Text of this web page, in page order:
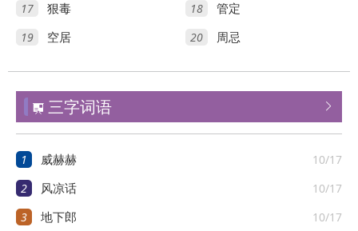
17 狠毒 18 管定
19 空居 20 周忌

 三字词语
1 10/17
威赫赫
2 10/17
风凉话
3 10/17
地下郎